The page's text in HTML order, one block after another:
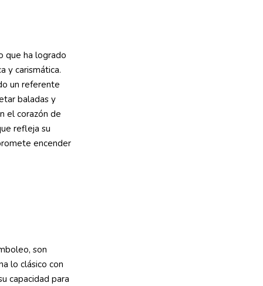
que ha logrado
y carismática.
un referente
baladas y
el corazón de
refleja su
encender
son
lo clásico con
capacidad para